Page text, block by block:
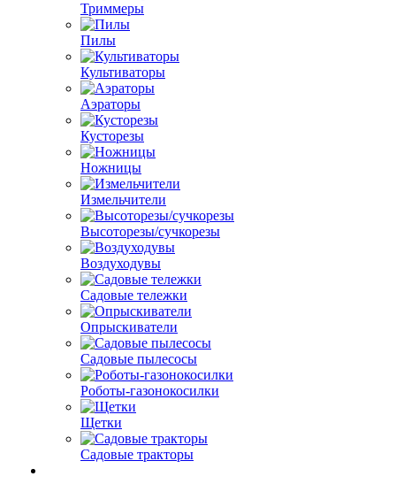
Триммеры
Пилы
Культиваторы
Аэраторы
Кусторезы
Ножницы
Измельчители
Высоторезы/сучкорезы
Воздуходувы
Садовые тележки
Опрыскиватели
Садовые пылесосы
Роботы-газонокосилки
Щетки
Садовые тракторы